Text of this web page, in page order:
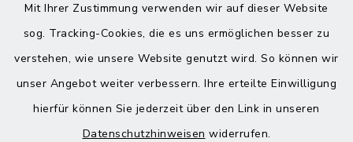
Mit Ihrer Zustimmung verwenden wir auf dieser Website
sog. Tracking-Cookies, die es uns ermöglichen besser zu
verstehen, wie unsere Website genutzt wird. So können wir
unser Angebot weiter verbessern. Ihre erteilte Einwilligung
hierfür können Sie jederzeit über den Link in unseren
Datenschutzhinweisen widerrufen.
08076 499
08076 8595
poststelle@vg-maitenbeth.de